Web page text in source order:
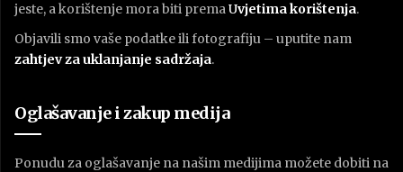
jeste, a korištenje mora biti premaUvjetima korištenja.
Objavili smo vaše podatke ili fotografiju – uputite nam
zahtjev za uklanjanje sadržaja.
Oglašavanje i zakup medija
Ponudu za oglašavanje na našim medijima možete dobiti na